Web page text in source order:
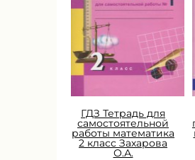
ГДЗ Тетрадь для
самостоятельной
работы математика
2 класс Захарова
О.А.